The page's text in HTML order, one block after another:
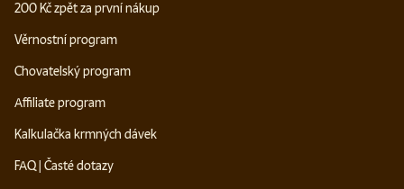
200 Kč zpět za první nákup
Věrnostní program
Chovatelský program
Affiliate program
Kalkulačka krmných dávek
FAQ | Časté dotazy